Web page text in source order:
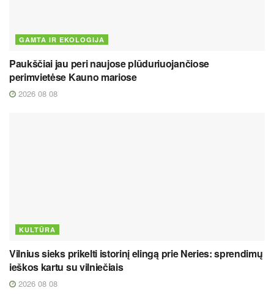
GAMTA IR EKOLOGIJA
Paukščiai jau peri naujose plūduriuojančiose
perimvietėse Kauno mariose
2026 08 08
KULTŪRA
Vilnius sieks prikelti istorinį elingą prie Neries: sprendimų
ieškos kartu su vilniečiais
2026 08 08